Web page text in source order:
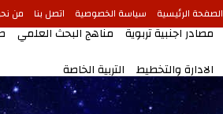
الصفحة الرئيسية سياسة الخصوصية اتصل بنا من
مصادر اجنبية تربوية مناهج البحث العلمي
الادارة والتخطيط
التربية الخاصة